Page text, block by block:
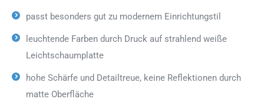
passt besonders gut zu modernem Einrichtungstil
leuchtende Farben durch Druck auf strahlend weiße
Leichtschaumplatte
hohe Schärfe und Detailtreue, keine Reflektionen durch
matte Oberfläche